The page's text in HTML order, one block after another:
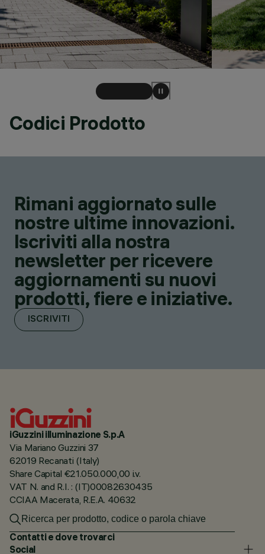
Codici Prodotto
Rimani aggiornato sulle
nostre ultime innovazioni.
Iscriviti alla nostra
newsletter per ricevere
aggiornamenti su nuovi
prodotti, fiere e iniziative.
ISCRIVITI
iGuzzini illuminazione S.p.A
Via Mariano Guzzini 37
62019 Recanati (Italy)
Share Capital €21.050.000,00 i.v.
VAT N. and R.I. : (IT)00082630435
CCIAA Macerata, R.E.A. 40632
Contatti e dove trovarci
Social